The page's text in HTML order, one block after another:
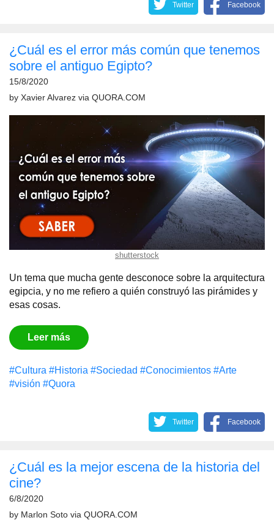
Twitter Facebook
¿Cuál es el error más común que tenemos
sobre el antiguo Egipto?
15/8/2020
by Xavier Alvarez via QUORA.COM
shutterstock
Un tema que mucha gente desconoce sobre la arquitectura
egipcia, y no me refiero a quién construyó las pirámides y
esas cosas.
Leer más
#Cultura #Historia #Sociedad #Conocimientos #Arte
#visión #Quora
Twitter Facebook
¿Cuál es la mejor escena de la historia del
cine?
6/8/2020
by Marlon Soto via QUORA.COM